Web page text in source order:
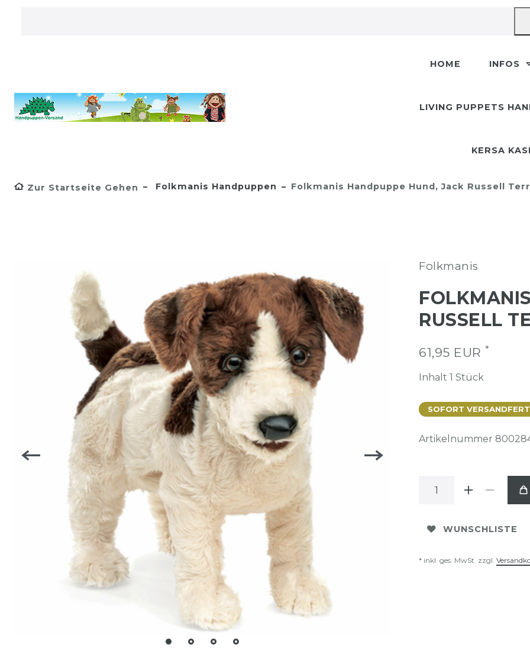
HOME INFOS
LIVING PUPPETS
KERSA
Zur Startseite Gehen Folkmanis Handpuppen Folkmanis Handpuppe Hund, Jack Russell
Folkmanis
RUSSELL
61,95 EUR *
Inhalt 1 Stück
SOFORT
Artikelnummer
WUNSCHLISTE
* inkl. ges. MwSt. zzgl.